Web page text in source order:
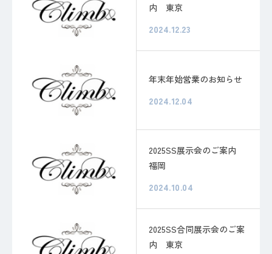
内 東京
2024.12.23
年末年始営業のお知らせ
2024.12.04
2025SS展示会のご案内
福岡
2024.10.04
2025SS合同展示会のご案
内 東京